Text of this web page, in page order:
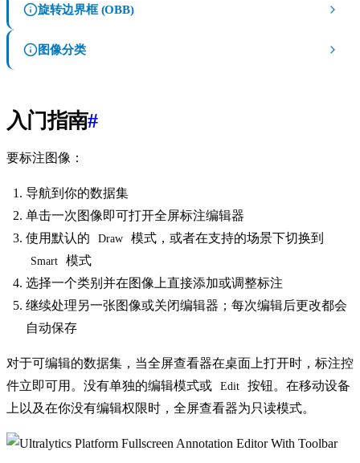
旋转边界框 (OBB)
图像分类
入门指南#
要标注图像：
导航到你的数据集
单击一次图像即可打开全屏标注编辑器
使用默认的
Draw 模式，或者在支持的场景下切换到
Smart
模式
选择一个类别并在图像上直接添加或调整标注
继续处理另一张图像或关闭编辑器；每次编辑后更改都会
自动保存
对于可编辑的数据集，当全屏查看器在桌面上打开时，标注控
件立即可用。没有单独的编辑模式或
Edit
按钮。在移动设备
上以及在你没有编辑权限时，全屏查看器为只读模式。